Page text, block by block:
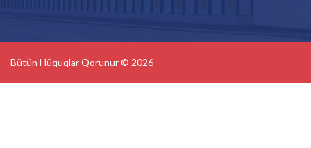
Bütün Hüquqlar Qorunur © 2026